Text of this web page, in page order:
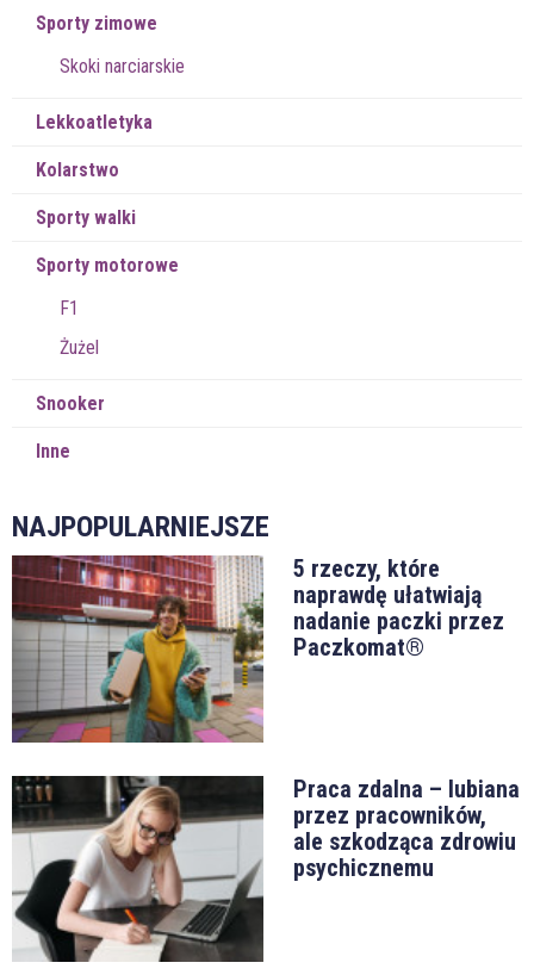
Sporty zimowe
Skoki narciarskie
Lekkoatletyka
Kolarstwo
Sporty walki
Sporty motorowe
F1
Żużel
Snooker
Inne
NAJPOPULARNIEJSZE
5 rzeczy, które
naprawdę ułatwiają
nadanie paczki przez
Paczkomat®
Praca zdalna – lubiana
przez pracowników,
ale szkodząca zdrowiu
psychicznemu